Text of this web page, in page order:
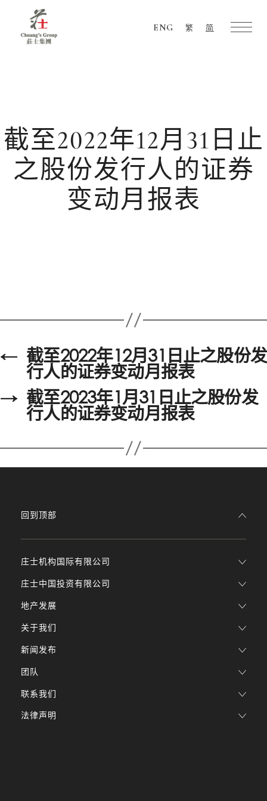
ENG 繁 简
截至2022年12月31日止
之股份发行人的证券
变动月报表
← 截至2022年12月31日止之股份发
行人的证券变动月报表
→ 截至2023年1月31日止之股份发
行人的证券变动月报表
庄士机构国际有限公司
庄士中国投资有限公司
地产发展
关于我们
新闻发布
团队
回到顶部
联系我们
法律声明